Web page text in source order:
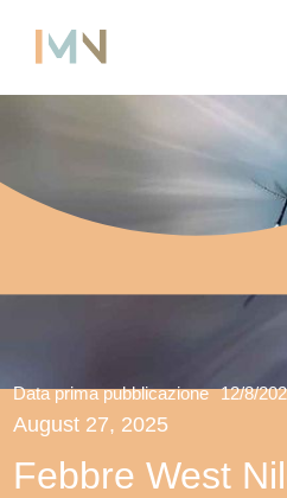
Data prima pubblicazione 12/8/
August 27, 2025
Febbre West